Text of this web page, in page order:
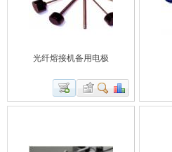
光纤熔接机备用电极